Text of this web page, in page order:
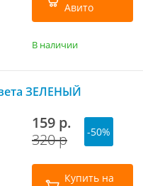
Авито
В наличии
ЗЕЛЕНЫЙ
159 р.
320 р
-50%
Купить на